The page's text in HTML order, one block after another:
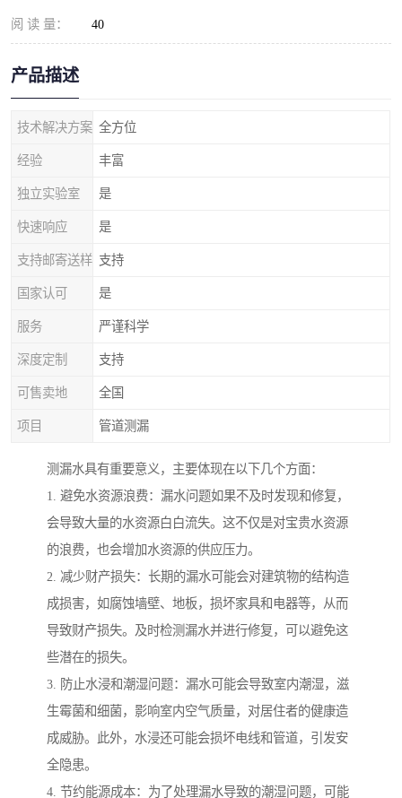
阅 读 量： 40
产品描述
技术解决方案 全方位
经验 丰富
独立实验室 是
快速响应 是
支持邮寄送样 支持
国家认可 是
服务 严谨科学
深度定制 支持
可售卖地 全国
项目 管道测漏
测漏水具有重要意义，主要体现在以下几个方面：
1. 避免水资源浪费：漏水问题如果不及时发现和修复，
会导致大量的水资源白白流失。这不仅是对宝贵水资源
的浪费，也会增加水资源的供应压力。
2. 减少财产损失：长期的漏水可能会对建筑物的结构造
成损害，如腐蚀墙壁、地板，损坏家具和电器等，从而
导致财产损失。及时检测漏水并进行修复，可以避免这
些潜在的损失。
3. 防止水浸和潮湿问题：漏水可能会导致室内潮湿，滋
生霉菌和细菌，影响室内空气质量，对居住者的健康造
成威胁。此外，水浸还可能会损坏电线和管道，引发安
全隐患。
4. 节约能源成本：为了处理漏水导致的潮湿问题，可能